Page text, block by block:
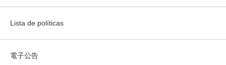
Lista de políticas
電子公告